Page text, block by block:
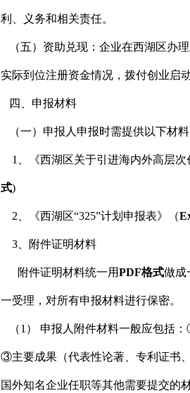
利、义务和相关责任。
（五）资助兑现：企业在西湖区办
实际到位注册资金情况，拨付创业启
四、申报材料
（一）申报人申报时需提供以下材
1 、《西湖区关于引进海内外高层
式)
2、《西湖区“325”计划申报表》（
3 、附件证明材料
附件证明材料统一用PDF格式做成
一受理，对所有申报材料进行保密。
（1） 申报人附件材料一般应包括
③主要成果（代表性论著、专利证书
国外知名企业任职等其他需要提交的